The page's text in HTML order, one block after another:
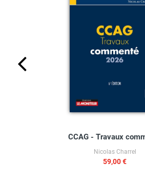
CCAG - Travaux
Nicolas Charrel
59,00 €